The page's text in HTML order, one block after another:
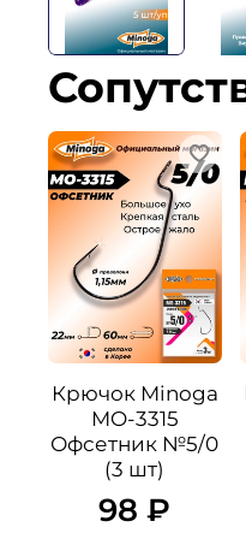
Крючок Minoga
MO-3315
Офсетник №5/0
(3 шт)
98 ₽